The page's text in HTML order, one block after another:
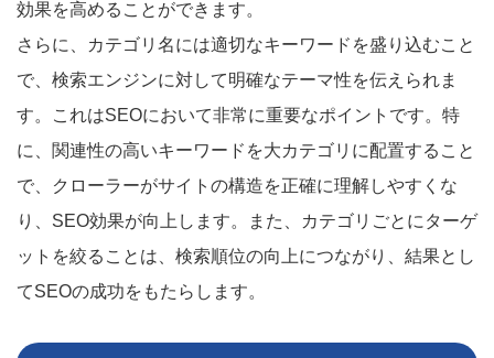
効果を高めることができます。
さらに、カテゴリ名には適切なキーワードを盛り込むこと
で、検索エンジンに対して明確なテーマ性を伝えられま
す。これはSEOにおいて非常に重要なポイントです。特
に、関連性の高いキーワードを大カテゴリに配置すること
で、クローラーがサイトの構造を正確に理解しやすくな
り、SEO効果が向上します。また、カテゴリごとにターゲ
ットを絞ることは、検索順位の向上につながり、結果とし
てSEOの成功をもたらします。